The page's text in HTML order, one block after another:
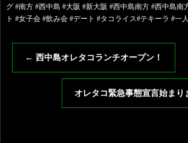
グ #南方 #西中島 #大阪 #新大阪 #西中島南方 #西中島南
ト #女子会 #飲み会 #デート #タコライス#テキーラ #一
← 西中島オレタコランチオープン！
オレタコ緊急事態宣言始まり